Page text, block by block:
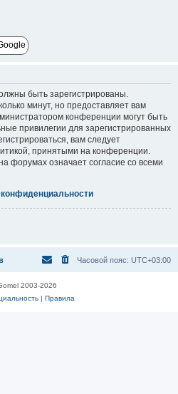
быть зарегистрированы.
минут, но предоставляет вам
конференции могут быть
привилегии для зарегистрированных
вам следует
принятыми на конференции.
форумах означает согласие со всеми
Часовой пояс: UTC+03:00
2003-2026
| Правила